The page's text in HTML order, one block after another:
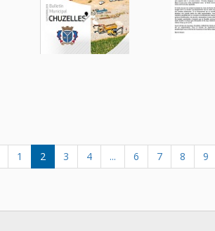
1 2 3 4 ... 6 7 8 9